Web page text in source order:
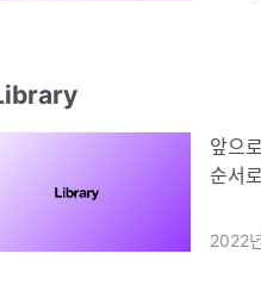
앞으
순서
2022